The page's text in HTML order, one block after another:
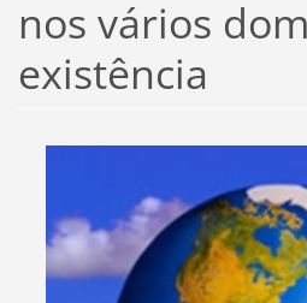
nos vários
existência